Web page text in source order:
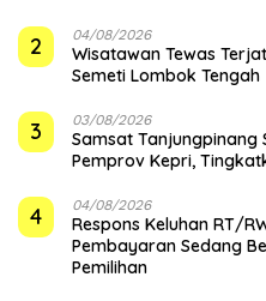
2 04/08/2026
Wisatawan Tewas
Semeti Lombok Tengah
3 03/08/2026
Samsat Tanjungpinang
Pemprov Kepri,
4 04/08/2026
‎Respons Keluhan RT/
Pembayaran Sedang
Pemilihan